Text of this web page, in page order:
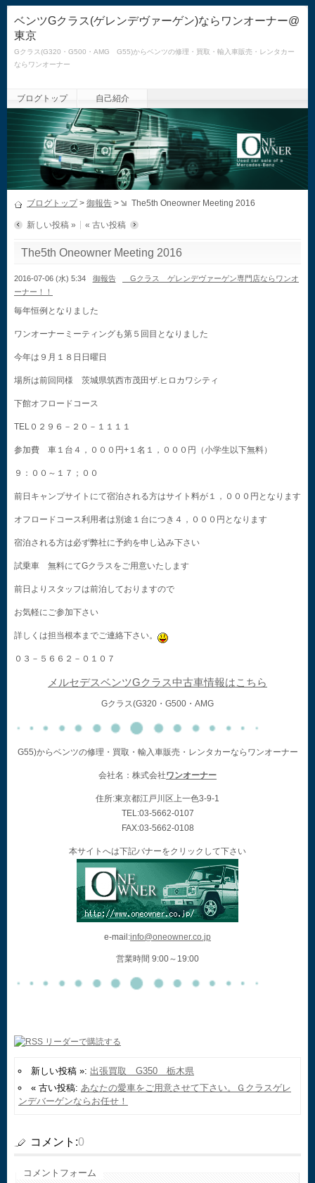
ベンツGクラス(ゲレンデヴァーゲン)ならワンオーナー@
東京
Gクラス(G320・G500・AMG G55)からベンツの修理・買取・輸入車販売・レンタカー
ならワンオーナー
ブログトップ 自己紹介
ブログトップ> 御報告 > The5th Oneowner Meeting 2016
新しい投稿 » « 古い投稿
The5th Oneowner Meeting 2016
2016-07-06 (水) 5:34 御報告
Gクラス ゲレンデヴァーゲン専門店ならワンオ
ーナー！！
毎年恒例となりました
ワンオーナーミーティングも第５回目となりました
今年は９月１８日日曜日
場所は前回同様 茨城県筑西市茂田ザ.ヒロカワシティ
下館オフロードコース
TEL０２９６－２０－１１１１
参加費 車１台４，０００円+１名１，０００円（小学生以下無料）
９：００～１７；００
前日キャンプサイトにて宿泊される方はサイト料が１，０００円となります
オフロードコース利用者は別途１台につき４，０００円となります
宿泊される方は必ず弊社に予約を申し込み下さい
試乗車 無料にてGクラスをご用意いたします
前日よりスタッフは前泊しておりますので
お気軽にご参加下さい
詳しくは担当根本までご連絡下さい。
０３－５６６２－０１０７
メルセデスベンツGクラス中古車情報はこちら
Gクラス(G320・G500・AMG
G55)からベンツの修理・買取・輸入車販売・レンタカーならワンオーナー
会社名：株式会社ワンオーナー
住所:東京都江戸川区上一色3-9-1
TEL:03-5662-0107
FAX:03-5662-0108
本サイトへは下記バナーをクリックして下さい
e-mail:info@oneowner.co.jp
営業時間 9:00～19:00
新しい投稿 »: 出張買取 G350 栃木県
« 古い投稿: あなたの愛車をご用意させて下さい。Ｇクラスゲレ
ンデバーゲンならお任せ！
コメント:0
コメントフォーム